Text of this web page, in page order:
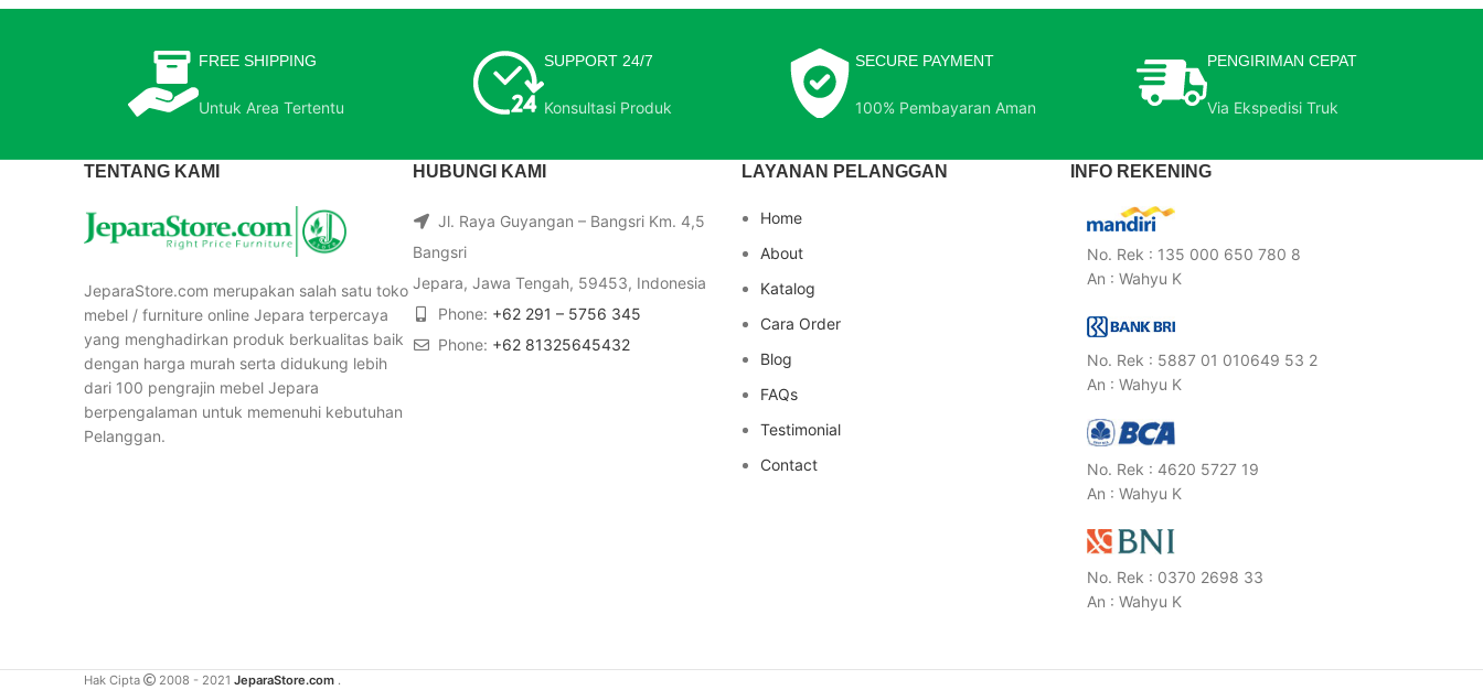
FREE SHIPPING
Untuk Area Tertentu
SUPPORT 24/7
Konsultasi Produk
SECURE PAYMENT
100% Pembayaran Aman
PENGIRIMAN CEPAT
Via Ekspedisi Truk
TENTANG KAMI
JeparaStore.com merupakan salah satu toko
mebel / furniture online Jepara terpercaya
yang menghadirkan produk berkualitas baik
dengan harga murah serta didukung lebih
dari 100 pengrajin mebel Jepara
berpengalaman untuk memenuhi kebutuhan
Pelanggan.
HUBUNGI KAMI
Jl. Raya Guyangan – Bangsri Km. 4,5
Bangsri
Jepara, Jawa Tengah, 59453, Indonesia
Phone: +62 291 – 5756 345
Phone: +62 81325645432
LAYANAN PELANGGAN
Home
About
Katalog
Cara Order
Blog
FAQs
Testimonial
Contact
INFO REKENING
No. Rek : 135 000 650 780 8
An : Wahyu K
No. Rek : 5887 01 010649 53 2
An : Wahyu K
No. Rek : 4620 5727 19
An : Wahyu K
No. Rek : 0370 2698 33
An : Wahyu K
Hak Cipta 2008 - 2021 JeparaStore.com .